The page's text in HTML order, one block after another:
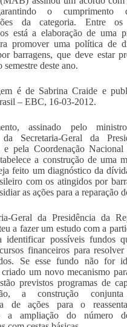
o cumprimento
da categoria. Entre
está a elaboração de uma
promover uma política de
barragens, que deve estar
deste ano.
é de Sabrina Craide e
– EBC, 16-03-2012.
assinado pelo
Secretaria-Geral da
e pela Coordenação
a construção de uma
feito um diagnóstico da
com os atingidos por
as ações para a reparação
Geral da Presidência da
a fazer um estudo com a
possíveis fundos
financeiros para resolver
Se esse fundo não for
um novo mecanismo
previstos programas de
a construção
de ações para o
a ampliação do número